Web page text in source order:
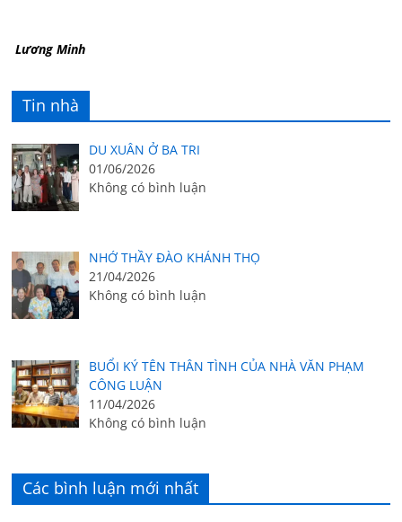
Lương Minh
Tin nhà
DU XUÂN Ở BA TRI
01/06/2026
Không có bình luận
NHỚ THẦY ĐÀO KHÁNH THỌ
21/04/2026
Không có bình luận
BUỔI KÝ TÊN THÂN TÌNH CỦA NHÀ VĂN PHẠM
CÔNG LUẬN
11/04/2026
Không có bình luận
Các bình luận mới nhất